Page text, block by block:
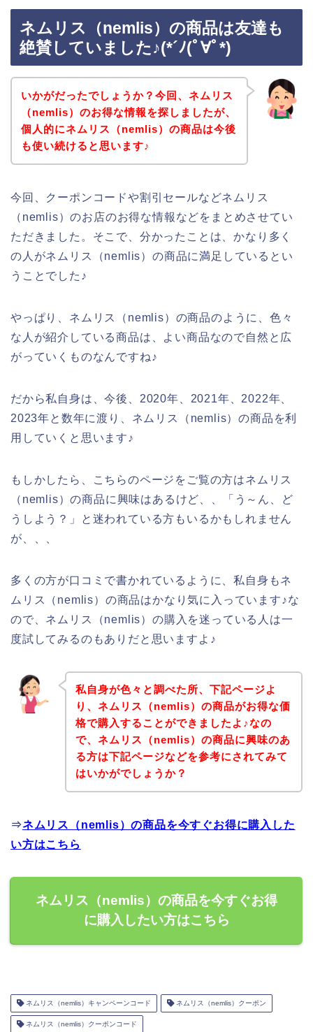
ネムリス（nemlis）の商品は友達も
絶賛していました♪(*´ﾉ(ﾟ∀ﾟ*)
いかがだったでしょうか？今回、ネムリス
（nemlis）のお得な情報を探しましたが、
個人的にネムリス（nemlis）の商品は今後
も使い続けると思います♪
今回、クーポンコードや割引セールなどネムリス
（nemlis）のお店のお得な情報などをまとめさせてい
ただきました。そこで、分かったことは、かなり多く
の人がネムリス（nemlis）の商品に満足しているとい
うことでした♪
やっぱり、ネムリス（nemlis）の商品のように、色々
な人が紹介している商品は、よい商品なので自然と広
がっていくものなんですね♪
だから私自身は、今後、2020年、2021年、2022年、
2023年と数年に渡り、ネムリス（nemlis）の商品を利
用していくと思います♪
もしかしたら、こちらのページをご覧の方はネムリス
（nemlis）の商品に興味はあるけど、、「う～ん、ど
うしよう？」と迷われている方もいるかもしれません
が、、、
多くの方が口コミで書かれているように、私自身もネ
ムリス（nemlis）の商品はかなり気に入っています♪な
ので、ネムリス（nemlis）の購入を迷っている人は一
度試してみるのもありだと思いますよ♪
私自身が色々と調べた所、下記ページよ
り、ネムリス（nemlis）の商品がお得な価
格で購入することができましたよ♪なの
で、ネムリス（nemlis）の商品に興味のあ
る方は下記ページなどを参考にされてみて
はいかがでしょうか？
⇒ネムリス（nemlis）の商品を今すぐお得に購入した
い方はこちら
ネムリス（nemlis）の商品を今すぐお得
に購入したい方はこちら
ネムリス（nemlis）キャンペーンコード ネムリス（nemlis）クーポン
ネムリス（nemlis）クーポンコード